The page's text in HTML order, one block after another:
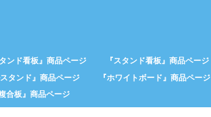
タンド看板』商品ページ 『スタンド看板』商品ページ
スタンド』商品ページ 『ホワイトボード』商品ページ
合板』商品ページ